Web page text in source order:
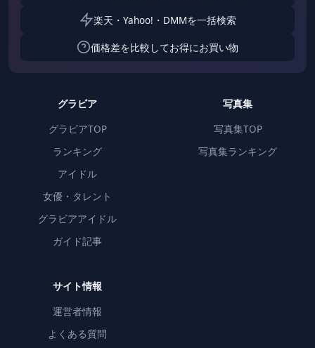
楽天・Yahoo!・DMMを一括検索
価格差を比較してお得にお買い物
グラビア
グラビアTOP
ランキング
アイドル
女優・タレント
グラビアアイドル
ガイド記事
写真集
写真集TOP
写真集ランキング
サイト情報
運営者情報
よくある質問